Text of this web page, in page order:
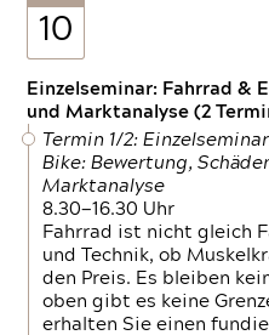
10
Einzelseminar: Fahrrad &
und Marktanalyse (2
Termin 1/2:
Bike: Bewertung,
Marktanalyse
8.30—16.30 Uhr
Fahrrad ist nicht gleich
und Technik, ob
den Preis. Es bleiben
oben gibt es keine
erhalten Sie einen